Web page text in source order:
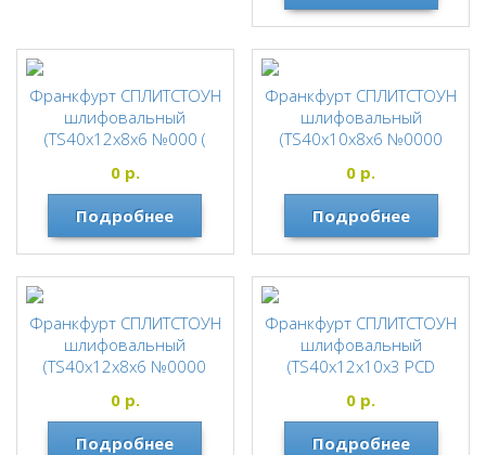
Франкфурт СПЛИТСТОУН
шлифовальный
(TS40х12х8х6 №000 (
СПЛИТСТОУН
0р.
Подробнее
Франкфурт СПЛИТСТОУН
шлифовальный
(TS40х10х8х6 №0000
130122
СПЛИТСТОУН
0 р.
Подробнее
Франкфурт СПЛИТСТОУН
шлифовальный
(TS40х12х8х6 №0000
130120
СПЛИТСТОУН
0р.
Подробнее
Франкфурт СПЛИТСТОУН
шлифовальный
(TS40х12х10х3 PCD
СПЛИТСТОУН
0 р.
Подробнее